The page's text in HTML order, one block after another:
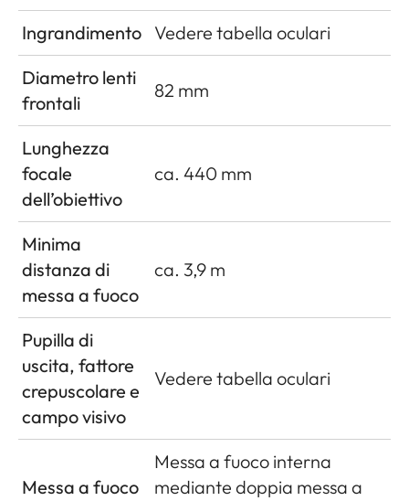
Ingrandimento Vedere tabella oculari
Diametro lenti
frontali
82 mm
Lunghezza
focale
dell’obiettivo
ca. 440 mm
Minima
distanza di
messa a fuoco
ca. 3,9 m
Pupilla di
uscita, fattore
crepuscolare e
campo visivo
Vedere tabella oculari
Messa a fuoco
Messa a fuoco interna
mediante doppia messa a